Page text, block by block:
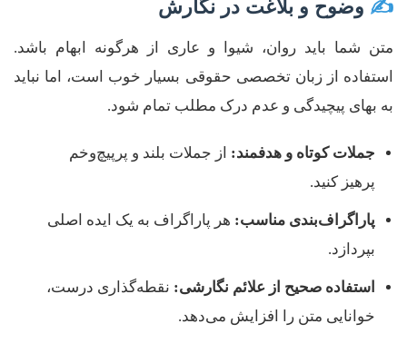
✍️ وضوح و بلاغت در نگارش
متن شما باید روان، شیوا و عاری از هرگونه ابهام باشد.
استفاده از زبان تخصصی حقوقی بسیار خوب است، اما نباید
به بهای پیچیدگی و عدم درک مطلب تمام شود.
جملات کوتاه و هدفمند: از جملات بلند و پرپیچ‌وخم
پرهیز کنید.
پاراگراف‌بندی مناسب: هر پاراگراف به یک ایده اصلی
بپردازد.
استفاده صحیح از علائم نگارشی: نقطه‌گذاری درست،
خوانایی متن را افزایش می‌دهد.